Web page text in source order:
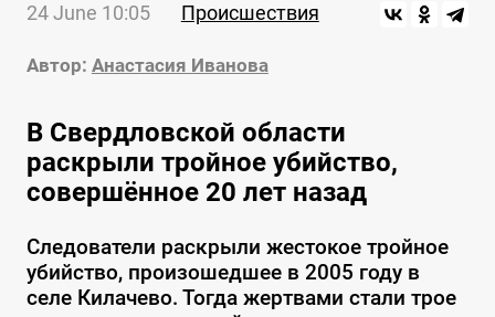
24 June 10:05 Происшествия
Автор: Анастасия Иванова
В Свердловской области
раскрыли тройное убийство,
совершённое 20 лет назад
Следователи раскрыли жестокое тройное
убийство, произошедшее в 2005 году в
селе Килачево. Тогда жертвами стали трое